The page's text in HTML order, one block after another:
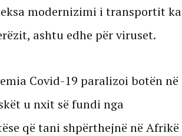
modernizimi i transportit ka
ashtu edhe për viruset.
Covid-19 paralizoi botën në
u nxit së fundi nga
që tani shpërthejnë në Afrikë